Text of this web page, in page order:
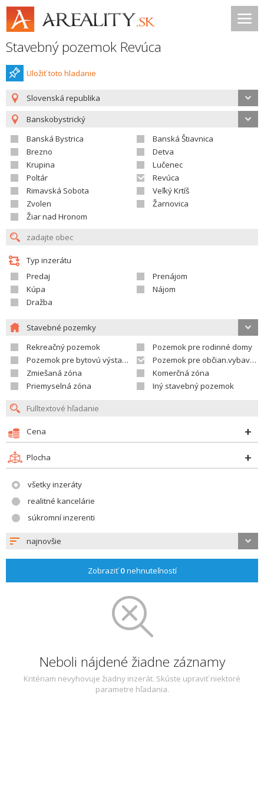
Stavebný pozemok Revúca
Uložiť toto hladanie
Slovenská republika
Banskobystrický
Banská Bystrica
Banská Štiavnica
Brezno
Detva
Krupina
Lučenec
Poltár
Revúca
Rimavská Sobota
Veľký Krtíš
Zvolen
Žarnovica
Žiar nad Hronom
Typ inzerátu
Predaj
Prenájom
Kúpa
Nájom
Dražba
Stavebné pozemky
Rekreačný pozemok
Pozemok pre rodinné domy
Pozemok pre bytovú výstavbu
Pozemok pre občian.vybavenosť
Zmiešaná zóna
Komerčná zóna
Priemyselná zóna
Iný stavebný pozemok
Cena
Plocha
všetky inzeráty
realitné kancelárie
súkromní inzerenti
najnovšie
Zobraziť0nehnuteľností
Neboli nájdené žiadne záznamy
Kritériam nevyhovuje žiadny inzerát. Skúste upraviť niektoré
parametre hľadania.